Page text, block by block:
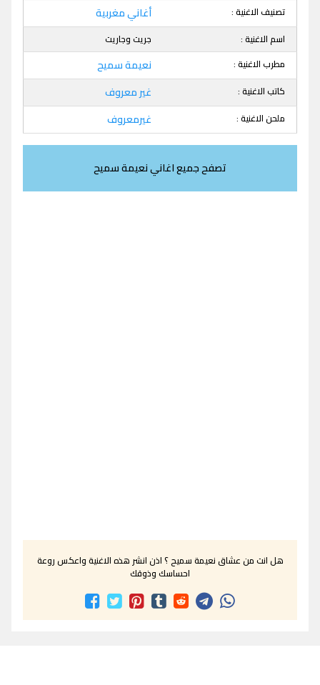
تصنيف الاغنية : أغاني مغربية
اسم الاغنية :
جريت وجاريت
مطرب الاغنية :
نعيمة سميح
كاتب الاغنية : غير معروف
ملحن الاغنية : غيرمعروف
تصفح جميع اغاني نعيمة سميح
هل انت من عشاق نعيمة سميح ؟ اذن انشر هذه الاغنية واعكس روعة
احساسك وذوقك